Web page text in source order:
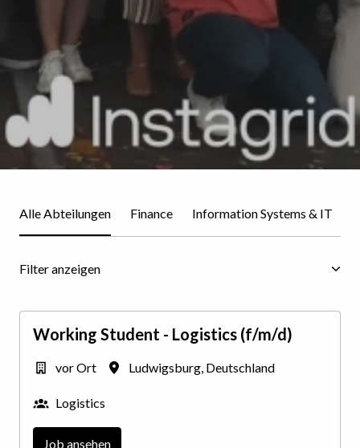
Alle Abteilungen Finance Information Systems & IT
Filter anzeigen
Working Student - Logistics (f/m/d)
vor Ort Ludwigsburg Deutschland
Logistics
Job ansehen